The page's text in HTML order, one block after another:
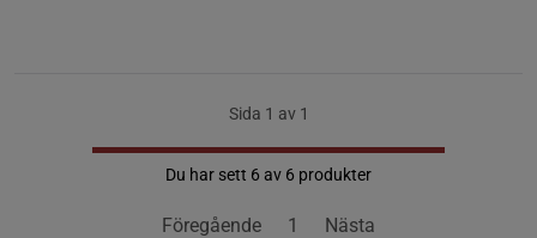
Sida 1 av 1
Du har sett 6 av 6 produkter
Föregående 1 Nästa